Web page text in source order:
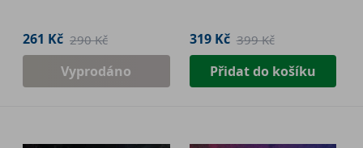
261 Kč 290 Kč
Vyprodáno
319 Kč 399 Kč
Přidat do košíku